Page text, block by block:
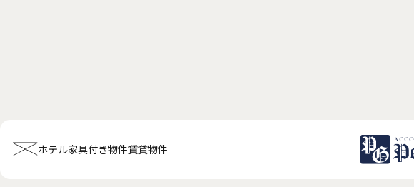
ホテル家具付き物件賃貸物件 契約条件